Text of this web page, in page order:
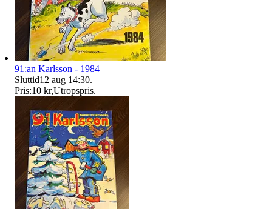
91:an Karlsson - 1984
Sluttid12 aug 14:30.
Pris:10 kr,Utropspris.